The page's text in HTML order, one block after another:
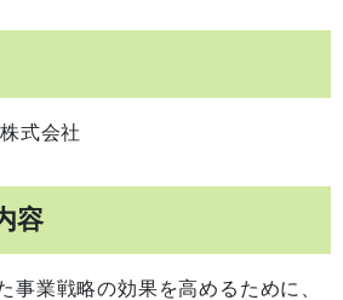
式会社
容
事業戦略の効果を高めるために、